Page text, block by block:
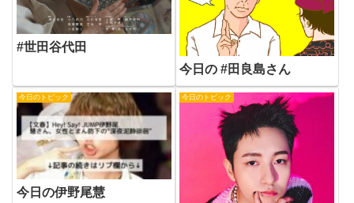
#世田谷代田
今日の #田良島さん
今日のトピック
今日の伊野尾慧
今日のトピック